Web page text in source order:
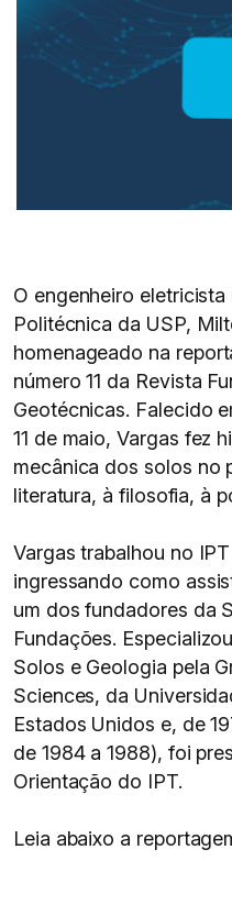
O engenheiro
Politécnica da USP,
homenageado na
número 11 da Revista
Geotécnicas. Falecido
11 de maio, Vargas fez
mecânica dos solos no
literatura, à filosofia, à
Vargas trabalhou no
ingressando como
um dos fundadores da
Fundações.
Solos e Geologia pela
Sciences, da
Estados Unidos e, de
de 1984 a 1988), foi
Orientação do IPT.
Leia abaixo a